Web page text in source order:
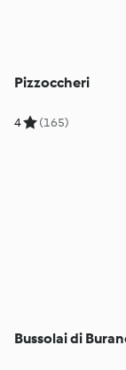
Pizzoccheri
4 (165)
Bussolai di